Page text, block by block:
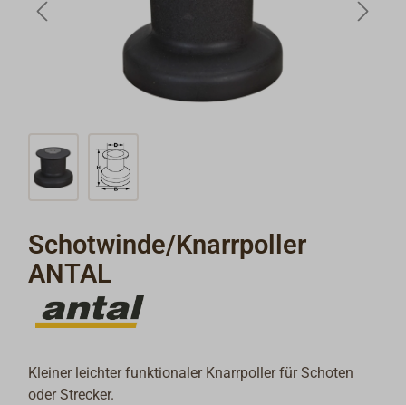
Schotwinde/Knarrpoller
ANTAL
Kleiner leichter funktionaler Knarrpoller für Schoten
oder Strecker.